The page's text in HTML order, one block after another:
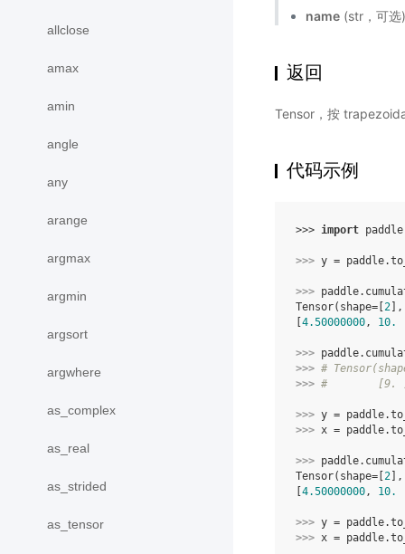
allclose
amax
amin
angle
any
arange
argmax
argmin
argsort
argwhere
as_complex
as_real
as_strided
as_tensor
name (str，可
返回
Tensor，按
代码示例
>>> import paddle
>>> y = paddle.
>>> paddle.
Tensor(shape=[ 2
4.50000000, 10.
>>> paddle.
>>> #
>>> #        [9.
>>> y = paddle.
>>> x = paddle.
>>> paddle.
Tensor(shape=[ 2
4.50000000, 10.
>>> y = paddle.
>>> x = paddle.